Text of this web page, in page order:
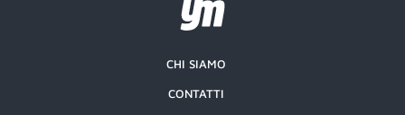
CHI SIAMO
CONTATTI